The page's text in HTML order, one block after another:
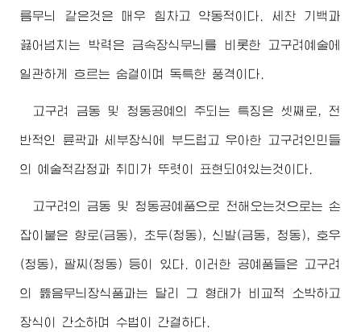
름무늬 같은것은 매우 힘차고 약동적이다. 세찬 기백과
끓어넘치는 박력은 금속장식무늬를 비롯한 고구려예술에
일관하게 흐르는 숨결이며 독특한 풍격이다.
고구려 금동 및 청동공예의 주되는 특징은 셋째로, 전
반적인 륜곽과 세부장식에 부드럽고 우아한 고구려인민들
의 예술적감정과 취미가 뚜렷이 표현되여있는것이다.
고구려의 금동 및 청동공예품으로 전해오는것으로는 손
잡이붙은 향로(금동), 초두(청동), 신발(금동, 청동), 호우
(청동), 팔찌(청동) 등이 있다. 이러한 공예품들은 고구려
의 뚫음무늬장식품과는 달리 그 형태가 비교적 소박하고
장식이 간소하며 수법이 간결하다.